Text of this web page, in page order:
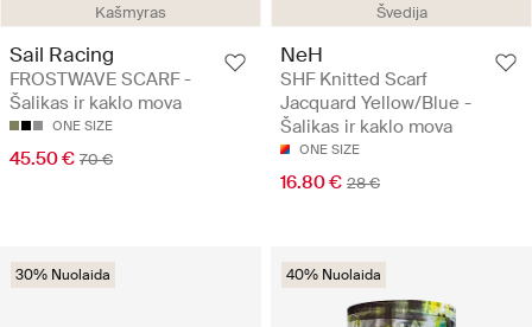
Kašmyras
Sail Racing
FROSTWAVE SCARF -
Šalikas ir kaklo mova
ONE SIZE
45.50 € 70 €
Švedija
NeH
SHF Knitted Scarf
Jacquard Yellow/Blue -
Šalikas ir kaklo mova
ONE SIZE
16.80 € 28 €
30% Nuolaida 40% Nuolaida